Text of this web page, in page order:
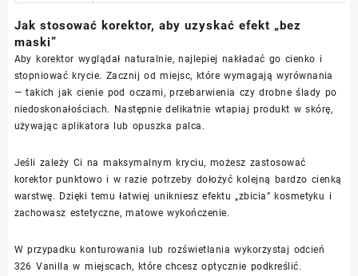
Jak stosować korektor, aby uzyskać efekt „bez
maski”
Aby korektor wyglądał naturalnie, najlepiej nakładać go cienko i
stopniować krycie. Zacznij od miejsc, które wymagają wyrównania
— takich jak cienie pod oczami, przebarwienia czy drobne ślady po
niedoskonałościach. Następnie delikatnie wtapiaj produkt w skórę,
używając aplikatora lub opuszka palca.
Jeśli zależy Ci na maksymalnym kryciu, możesz zastosować
korektor punktowo i w razie potrzeby dołożyć kolejną bardzo cienką
warstwę. Dzięki temu łatwiej unikniesz efektu „zbicia” kosmetyku i
zachowasz estetyczne, matowe wykończenie.
W przypadku konturowania lub rozświetlania wykorzystaj odcień
326 Vanilla w miejscach, które chcesz optycznie podkreślić.